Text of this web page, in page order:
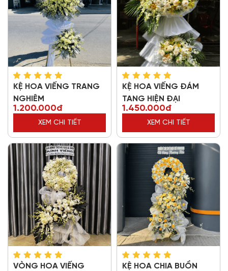
KỆ HOA VIẾNG TRANG
NGHIÊM
1.200.000đ
XEM CHI TIẾT
KỆ HOA VIẾNG ĐÁM
TANG HIỆN ĐẠI
1.450.000đ
XEM CHI TIẾT
VÒNG HOA VIẾNG
KỆ HOA CHIA BUỒN